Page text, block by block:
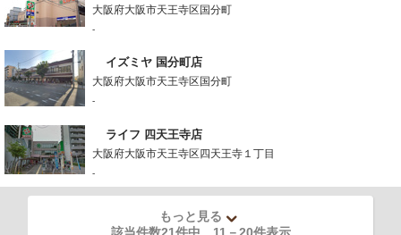
大阪府大阪市天王寺区国分町
-
イズミヤ 国分町店
大阪府大阪市天王寺区国分町
-
ライフ 四天王寺店
大阪府大阪市天王寺区四天王寺１丁目
-
もっと見る
該当件数21件中 11 －20件表示